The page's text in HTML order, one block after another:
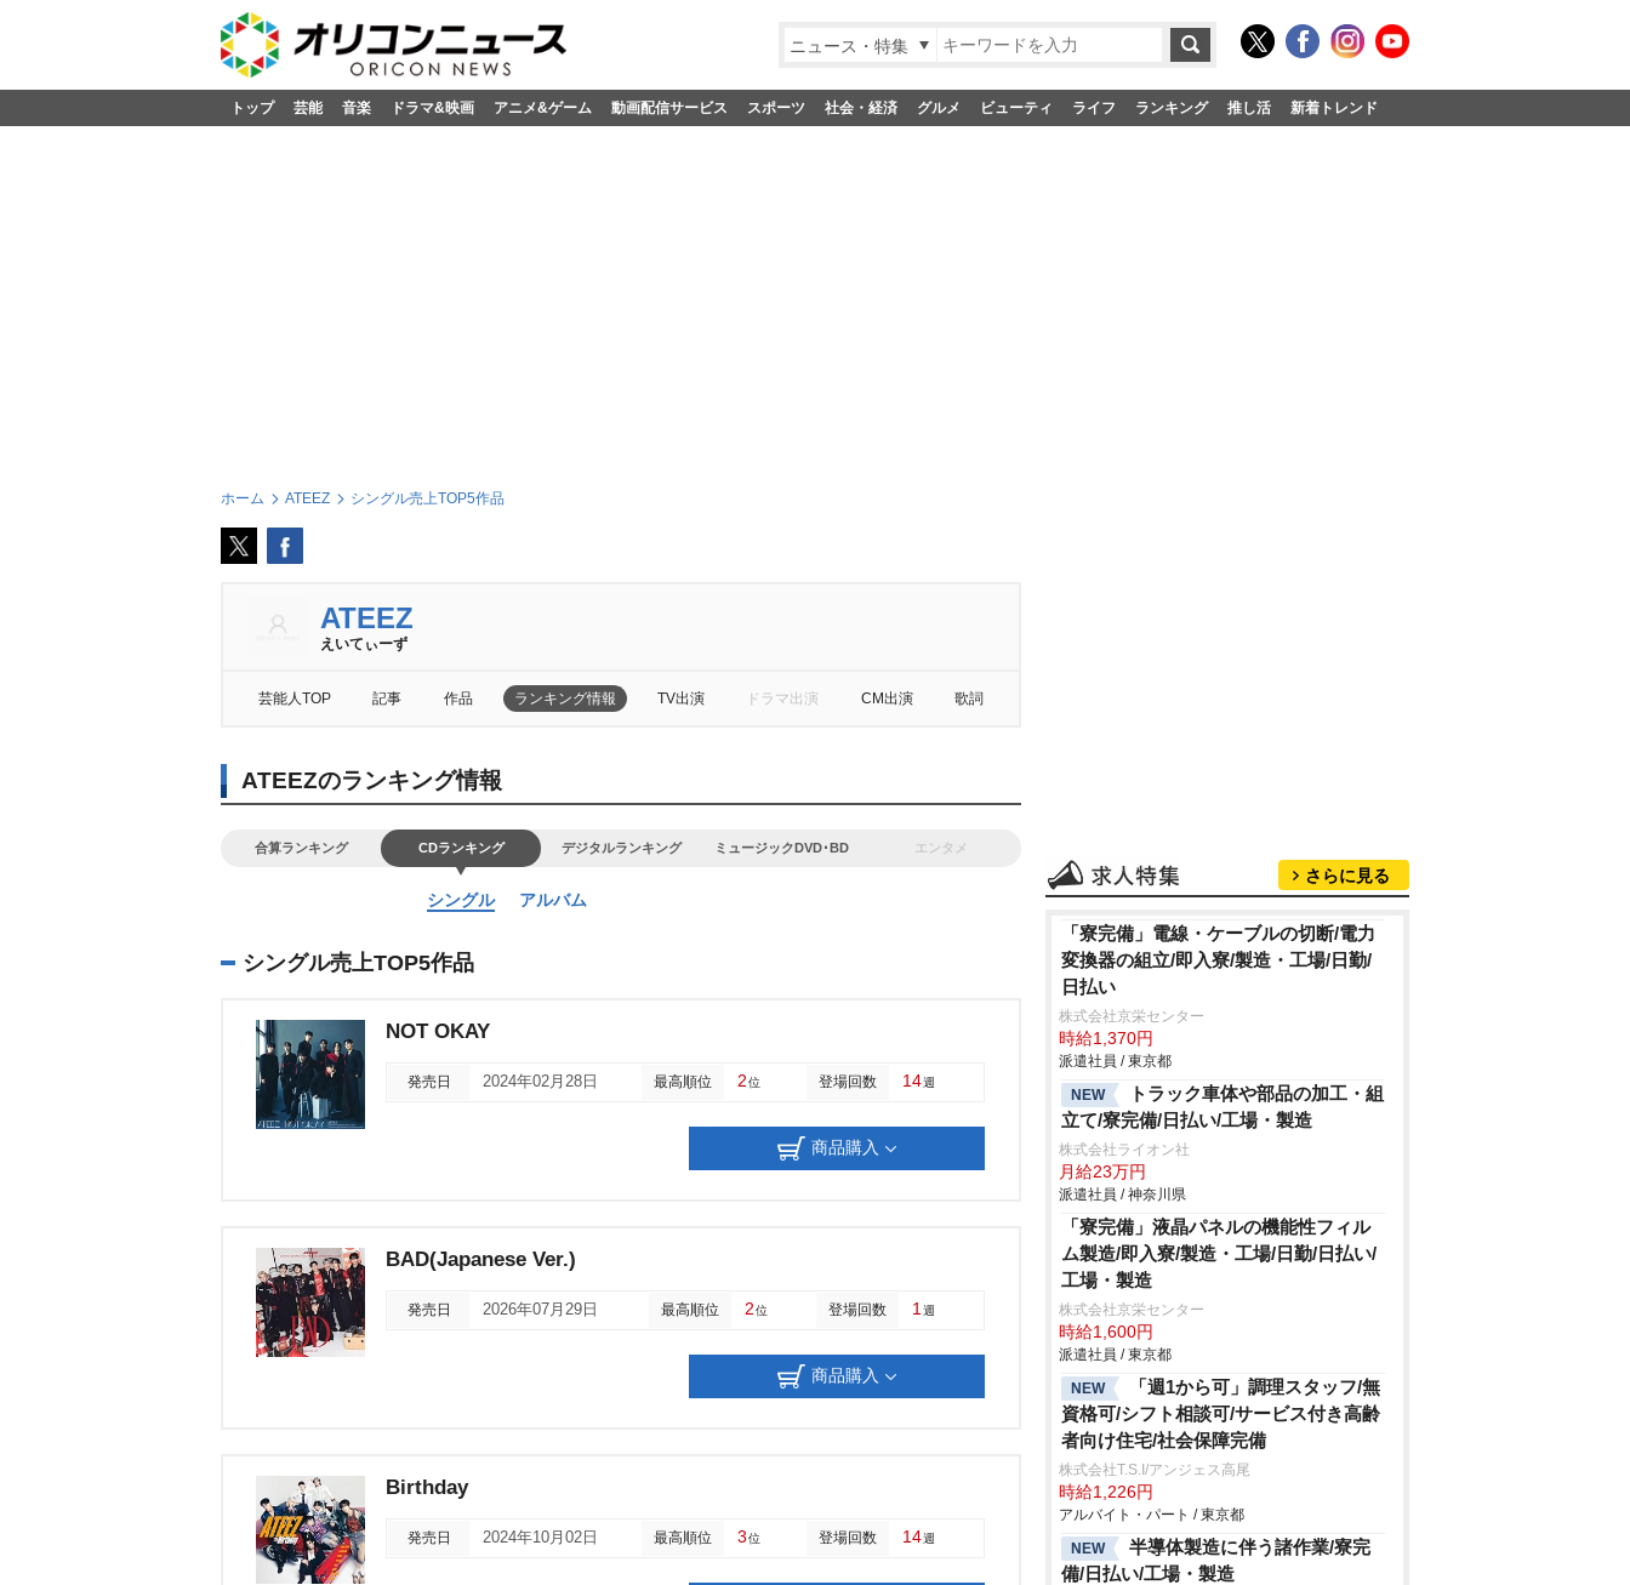
ニュース・特集
トップ 芸能 音楽 ドラマ&映画 アニメ&ゲーム 動画配信サービス スポーツ 社会・経済 グルメ ビューティ ライフ ランキング 推し活 新着トレンド
ホーム ATEEZ シングル売上TOP5作品
ATEEZ
えいてぃーず
芸能人TOP 記事 作品 ランキング情報 TV出演 ドラマ出演 CM出演 歌詞
ATEEZのランキング情報
合算ランキング CDランキング デジタルランキング ミュージックDVD･BD エンタメ
シングル アルバム
シングル売上TOP5作品
NOT OKAY
発売日 2024年02月28日 最高順位 2位 登場回数 14週
商品購入
BAD(Japanese Ver.)
発売日 2026年07月29日 最高順位 2位 登場回数 1 週
商品購入
Birthday
発売日 2024年10月02日 最高順位 3位 登場回数 14週
さらに見る
「寮完備」電線・ケーブルの切断/電力
変換器の組立/即入寮/製造・工場/日勤/
日払い
株式会社京栄センター
時給1,370円
派遣社員 / 東京都
NEW
トラック車体や部品の加工・組
立て/寮完備/日払い/工場・製造
株式会社ライオン社
月給23万円
派遣社員 / 神奈川県
「寮完備」液晶パネルの機能性フィル
ム製造/即入寮/製造・工場/日勤/日払い/
工場・製造
株式会社京栄センター
時給1,600円
派遣社員 / 東京都
NEW
「週1から可」調理スタッフ/無
資格可/シフト相談可/サービス付き高齢
者向け住宅/社会保障完備
株式会社T.S.I/アンジェス高尾
時給1,226円
アルバイト・パート / 東京都
NEW
半導体製造に伴う諸作業/寮完
備/日払い/工場・製造